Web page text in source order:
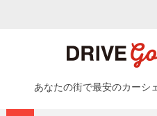
あなたの街で最安のカーシ